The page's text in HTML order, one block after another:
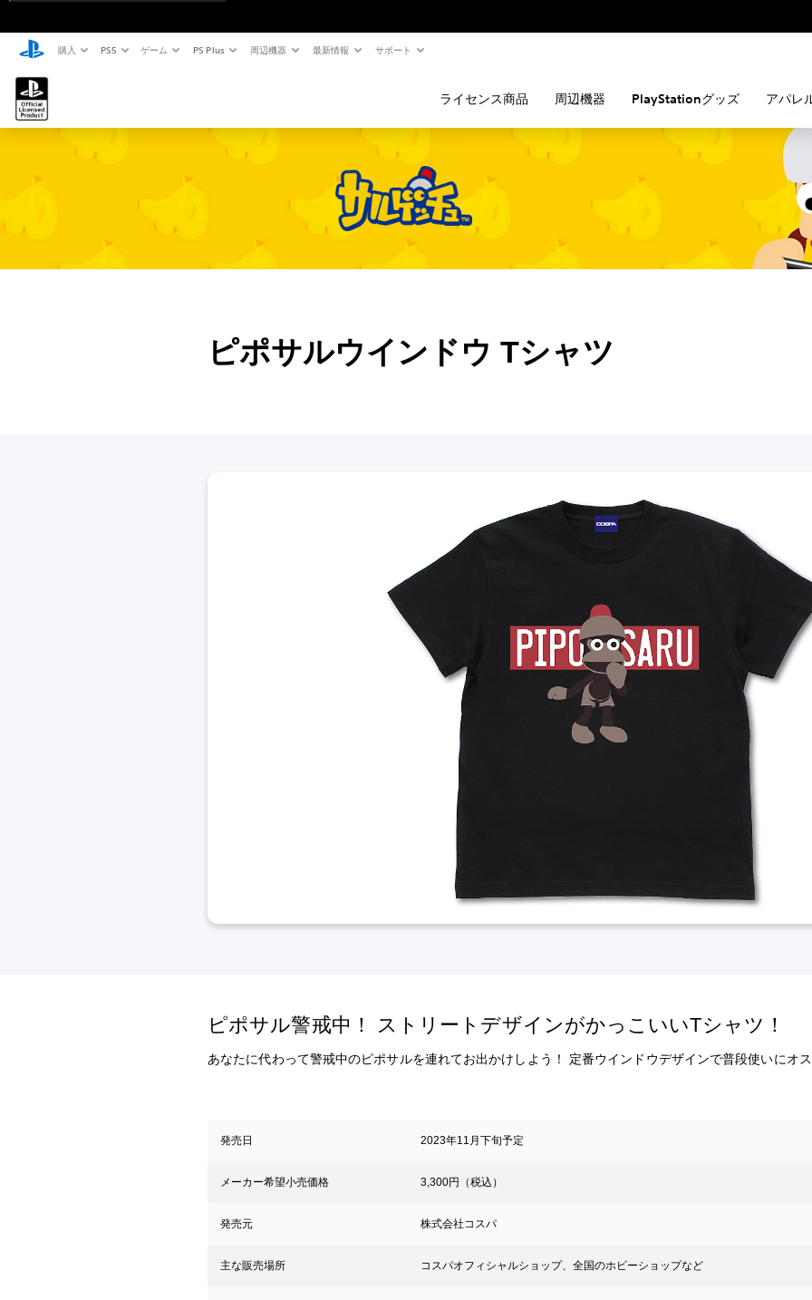
購入 PS5 ゲーム PS Plus 周辺機器 最新情報 サポート
ライセンス商品 周辺機器 PlayStationグッズ アパレ
ピポサルウインドウ Tシャツ
ピポサル警戒中！ ストリートデザインがかっこいいTシャツ！
あなたに代わって警戒中のピポサルを連れてお出かけしよう！ 定番ウインドウデザインで普段使いにオス
発売日 2023年11月下旬予定
メーカー希望小売価格 3,300円（税込）
発売元 株式会社コスパ
主な販売場所 コスパオフィシャルショップ、全国のホビーショップなど